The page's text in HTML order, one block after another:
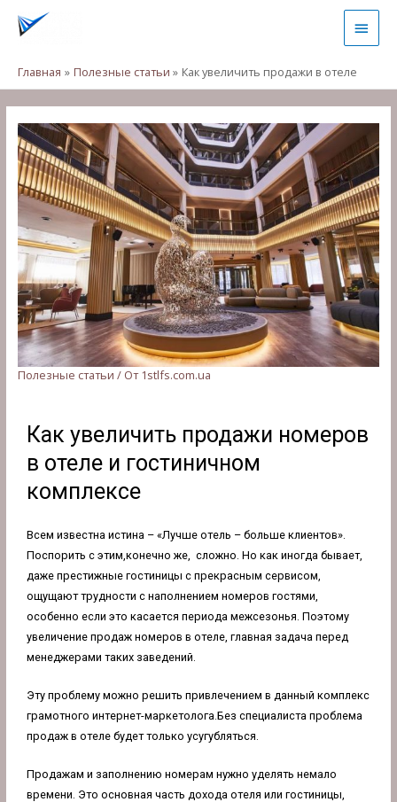
Главная Полезные статьи Как увеличить продажи в отеле
Полезные статьи / От 1stlfs.com.ua
Как увеличить продажи номеров
в отеле и гостиничном
комплексе
Всем известна истина – «Лучше отель – больше клиентов».
Поспорить с этим,конечно же, сложно. Но как иногда бывает,
даже престижные гостиницы с прекрасным сервисом,
ощущают трудности с наполнением номеров гостями,
особенно если это касается периода межсезонья. Поэтому
увеличение продаж номеров в отеле, главная задача перед
менеджерами таких заведений.
Эту проблему можно решить привлечением в данный комплекс
грамотного интернет-маркетолога.Без специалиста проблема
продаж в отеле будет только усугубляться.
Продажам и заполнению номерам нужно уделять немало
времени. Это основная часть дохода отеля или гостиницы,